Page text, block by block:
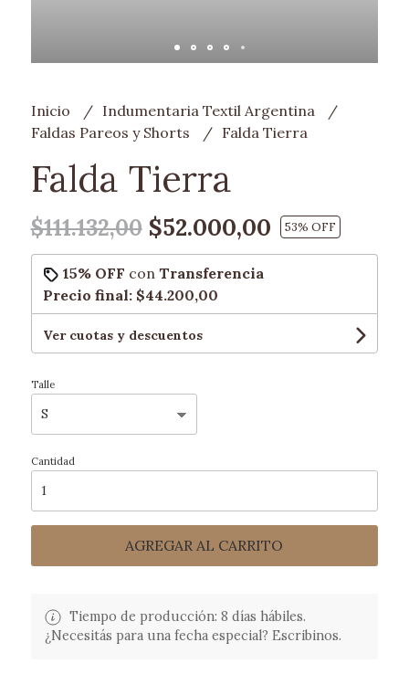
Inicio
Indumentaria Textil Argentina
Faldas Pareos y Shorts
Falda Tierra
Falda Tierra
$111.132,00$52.000,00 53% OFF
15% OFF con Transferencia
Precio final: $44.200,00
Ver cuotas y descuentos
Talle
Cantidad
AGREGAR AL CARRITO
Tiempo de producción: 8 días hábiles.
¿Necesitás para una fecha especial? Escribinos.